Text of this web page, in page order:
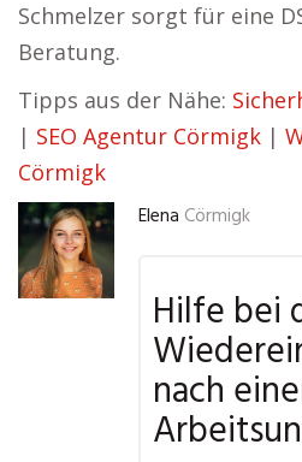
Schmelzer sorgt für eine
Beratung.
Tipps aus der Nähe:
| SEO Agentur Cörmigk |
Cörmigk
Elena Cörmigk
Hilfe bei
nach